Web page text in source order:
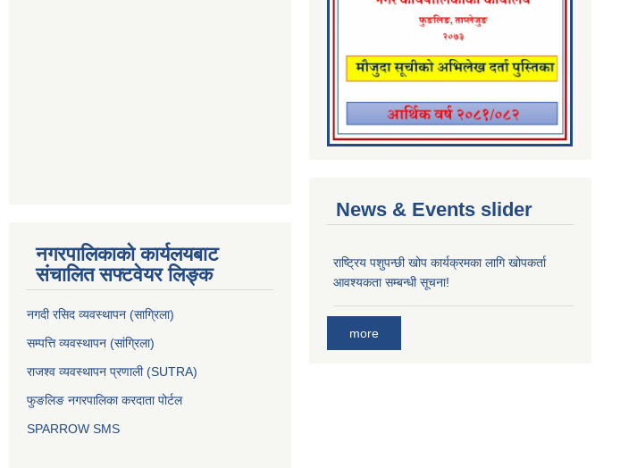
नगरपालिकाको कार्यलयबाट
संचालित सफ्टवेयर लिङ्क
नगदी रसिद व्यवस्थापन (साग्रिला)
सम्पत्ति व्यवस्थापन (सांग्रिला)
राजश्व व्यवस्थापन प्रणाली (SUTRA)
फुङलिङ नगरपालिका करदाता पोर्टल
SPARROW SMS
News & Events slider
राष्ट्रिय पशुपन्छी खोप कार्यक्रमका लागि खोपकर्ता
आवश्यकता सम्बन्धी सूचना!
more